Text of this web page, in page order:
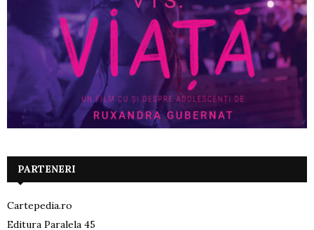
PARTENERI
Cartepedia.ro
Editura Paralela 45